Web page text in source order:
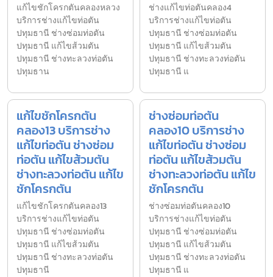
แก้ไขชักโครกตันคลองหลวง
บริการช่างแก้ไขท่อตัน
ปทุมธานี ช่างซ่อมท่อตัน
ปทุมธานี แก้ไขส้วมตัน
ปทุมธานี ช่างทะลวงท่อตัน
ปทุมธาน
ช่างแก้ไขท่อตันคลอง4
บริการช่างแก้ไขท่อตัน
ปทุมธานี ช่างซ่อมท่อตัน
ปทุมธานี แก้ไขส้วมตัน
ปทุมธานี ช่างทะลวงท่อตัน
ปทุมธานี แ
แก้ไขชักโครกตัน
คลอง13 บริการช่าง
แก้ไขท่อตัน ช่างซ่อม
ท่อตัน แก้ไขส้วมตัน
ช่างทะลวงท่อตัน แก้ไข
ชักโครกตัน
แก้ไขชักโครกตันคลอง13
บริการช่างแก้ไขท่อตัน
ปทุมธานี ช่างซ่อมท่อตัน
ปทุมธานี แก้ไขส้วมตัน
ปทุมธานี ช่างทะลวงท่อตัน
ปทุมธานี
ช่างซ่อมท่อตัน
คลอง10 บริการช่าง
แก้ไขท่อตัน ช่างซ่อม
ท่อตัน แก้ไขส้วมตัน
ช่างทะลวงท่อตัน แก้ไข
ชักโครกตัน
ช่างซ่อมท่อตันคลอง10
บริการช่างแก้ไขท่อตัน
ปทุมธานี ช่างซ่อมท่อตัน
ปทุมธานี แก้ไขส้วมตัน
ปทุมธานี ช่างทะลวงท่อตัน
ปทุมธานี แ